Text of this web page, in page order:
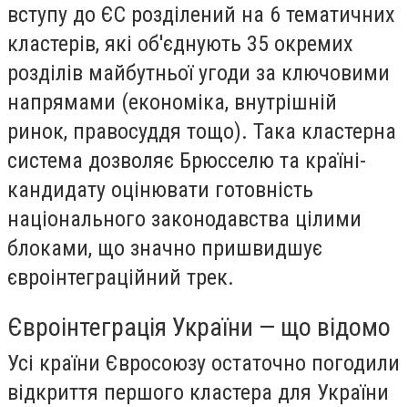
вступу до ЄС розділений на 6 тематичних
кластерів, які об'єднують 35 окремих
розділів майбутньої угоди за ключовими
напрямами (економіка, внутрішній
ринок, правосуддя тощо). Така кластерна
система дозволяє Брюсселю та країні-
кандидату оцінювати готовність
національного законодавства цілими
блоками, що значно пришвидшує
євроінтеграційний трек.
Євроінтеграція України — що відомо
Усі країни Євросоюзу остаточно погодили
відкриття першого кластера для України